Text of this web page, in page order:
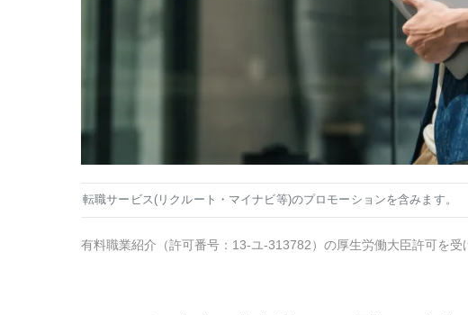
転職サービス(リクルート・マイナビ等)のプロモーションを含みます。
有料職業紹介 （許可番号：13-ユ-313782）の厚生労働大臣許可を受